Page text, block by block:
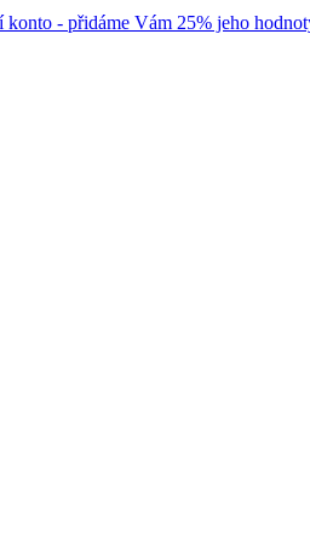
konto - přidáme Vám 25% jeho